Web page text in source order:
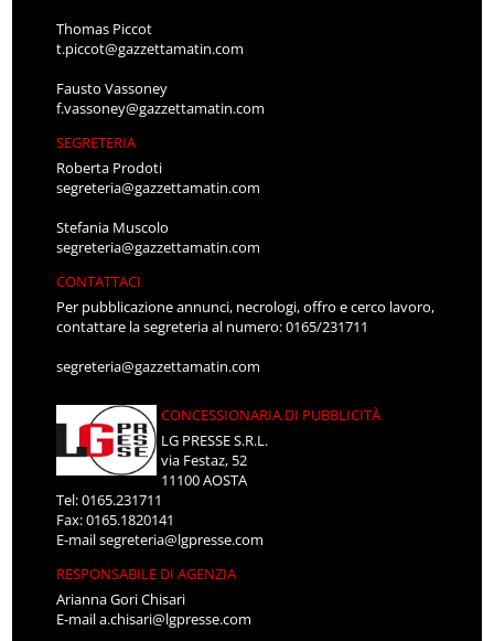
Thomas Piccot
t.piccot@gazzettamatin.com
Fausto Vassoney
f.vassoney@gazzettamatin.com
SEGRETERIA
Roberta Prodoti
segreteria@gazzettamatin.com
Stefania Muscolo
segreteria@gazzettamatin.com
CONTATTACI
Per pubblicazione annunci, necrologi, offro e cerco lavoro,
contattare la segreteria al numero: 0165/231711
segreteria@gazzettamatin.com
CONCESSIONARIA DI PUBBLICITÀ
LG PRESSE S.R.L.
via Festaz, 52
11100 AOSTA
Tel: 0165.231711
Fax: 0165.1820141
E-mailsegreteria@lgpresse.com
RESPONSABILE DI AGENZIA
Arianna Gori Chisari
E-maila.chisari@lgpresse.com